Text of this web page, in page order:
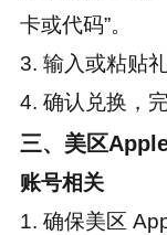
卡或代码”。
3. 输入或粘贴
4. 确认兑换，
三、美区
账号相关
1. 确保美区